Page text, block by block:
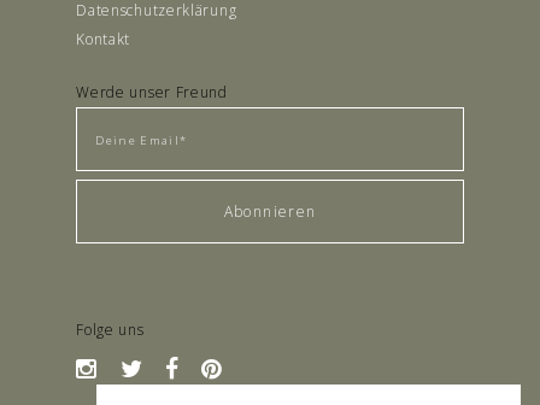
Datenschutzerklärung
Kontakt
Werde unser Freund
Folge uns